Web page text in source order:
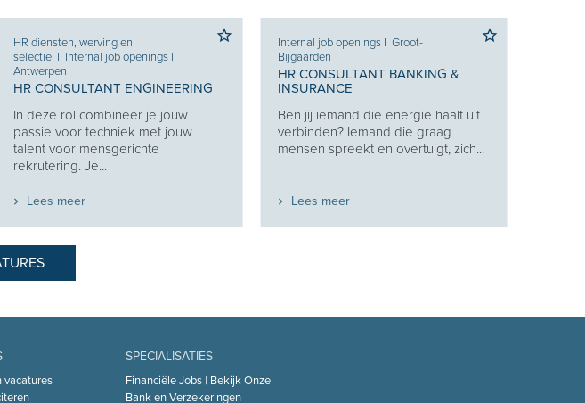
HR diensten, werving en
selectie I Internal job openings I
Antwerpen
HR CONSULTANT ENGINEERING
In deze rol combineer je jouw
passie voor techniek met jouw
talent voor mensgerichte
rekrutering. Je...
Lees meer
Internal job openings I Groot-
Bijgaarden
HR CONSULTANT BANKING &
INSURANCE
Ben jij iemand die energie haalt uit
verbinden? Iemand die graag
mensen spreekt en overtuigt, zich...
Lees meer
vacatures
SPECIALISATIES
Financiële Jobs | Bekijk Onze
Bank en Verzekeringen